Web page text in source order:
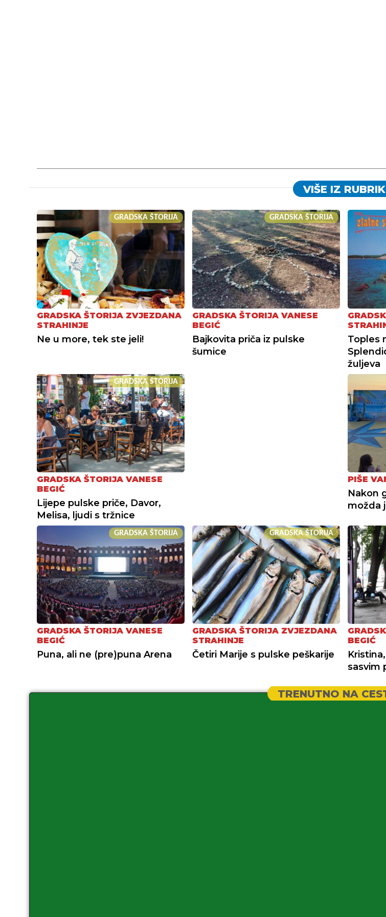
VIŠE IZ
GRADSKA ŠTORIJA
GRADSKA ŠTORIJA ZVJEZDANA
STRAHINJE
Ne u more, tek ste jeli!
GRADSKA ŠTORIJA
GRADSKA ŠTORIJA VANESE
BEGIĆ
Bajkovita priča iz pulske
šumice
Toples
žuljeva
GRADSKA ŠTORIJA
GRADSKA ŠTORIJA VANESE
BEGIĆ
Lijepe pulske priče, Davor,
Melisa, ljudi s tržnice
PIŠE
Nakon
možda
GRADSKA ŠTORIJA
GRADSKA ŠTORIJA VANESE
BEGIĆ
Puna, ali ne (pre)puna Arena
GRADSKA ŠTORIJA
GRADSKA ŠTORIJA ZVJEZDANA
STRAHINJE
Četiri Marije s pulske peškarije
BEGIĆ
sasvim
TRENUTNO NA